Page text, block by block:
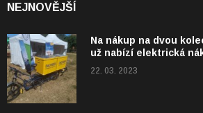
NEJNOVĚJŠÍ
Na nákup na dvou
už nabízí elektrická
22. 03. 2023